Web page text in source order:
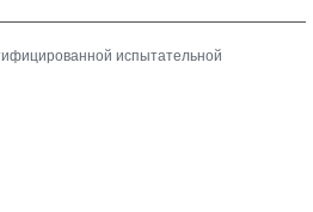
испытательной